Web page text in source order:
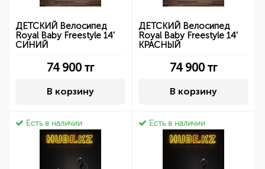
ДЕТСКИЙ Велосипед
Royal Baby Freestyle 14'
СИНИЙ
74 900 тг
В корзину
ДЕТСКИЙ Велосипед
Royal Baby Freestyle 14'
КРАСНЫЙ
74 900 тг
В корзину
Есть в наличии Есть в наличии